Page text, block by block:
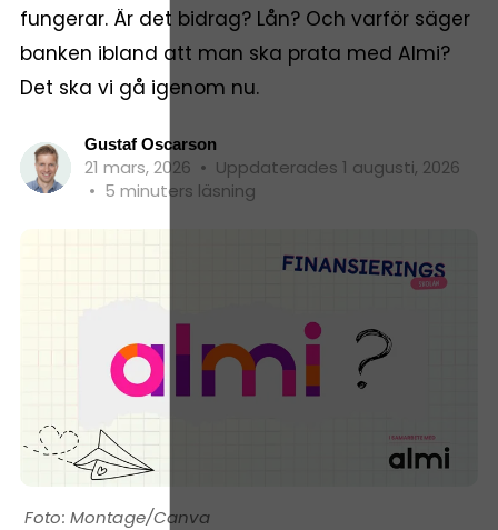
fungerar. Är det bidrag? Lån? Och varför säger
banken ibland att man ska prata med Almi?
Det ska vi gå igenom nu.
Gustaf Oscarson
21 mars, 2026 • Uppdaterades 1 augusti, 2026
• 5 minuters läsning
Montage/Canva